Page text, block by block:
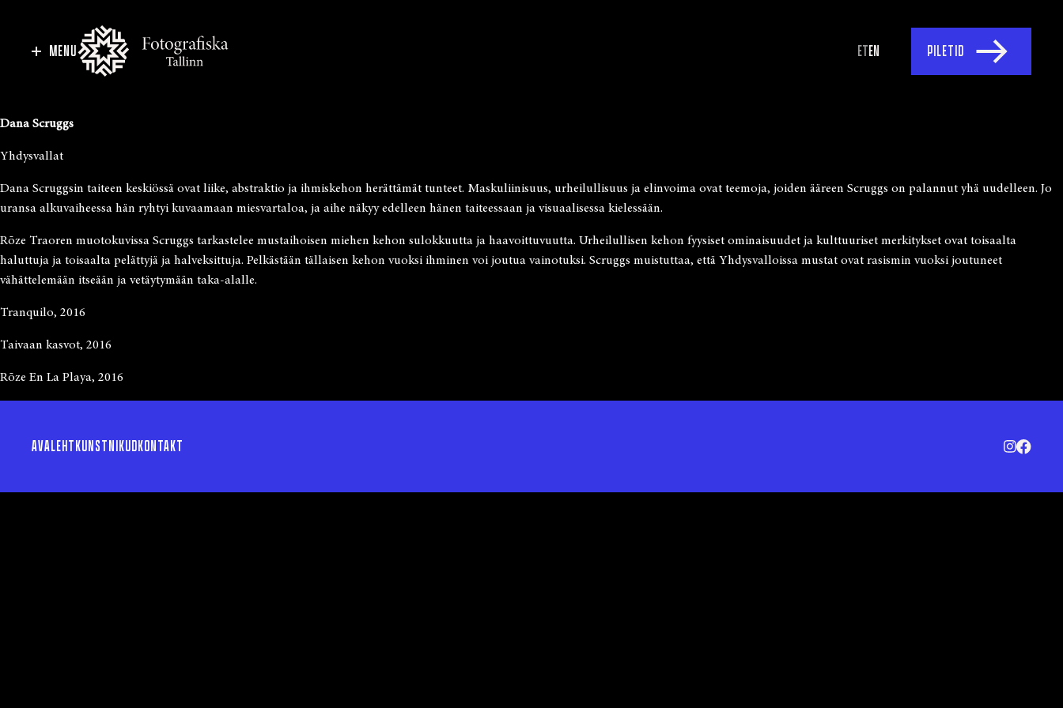
MENU ETEN PILETID
Dana Scruggs
Yhdysvallat
Dana Scruggsin taiteen keskiössä ovat liike, abstraktio ja ihmiskehon herättämät tunteet. Maskuliinisuus, urheilullisuus ja elinvoima ovat teemoja, joiden ääreen Scruggs on palannut yhä uudelleen. Jo
uransa alkuvaiheessa hän ryhtyi kuvaamaan miesvartaloa, ja aihe näkyy edelleen hänen taiteessaan ja visuaalisessa kielessään.
Rōze Traoren muotokuvissa Scruggs tarkastelee mustaihoisen miehen kehon sulokkuutta ja haavoittuvuutta. Urheilullisen kehon fyysiset ominaisuudet ja kulttuuriset merkitykset ovat toisaalta
haluttuja ja toisaalta pelättyjä ja halveksittuja. Pelkästään tällaisen kehon vuoksi ihminen voi joutua vainotuksi. Scruggs muistuttaa, että Yhdysvalloissa mustat ovat rasismin vuoksi joutuneet
vähättelemään itseään ja vetäytymään taka-alalle.
Tranquilo, 2016
Taivaan kasvot, 2016
Rōze En La Playa, 2016
AVALEHTKUNSTNIKUDKONTAKT